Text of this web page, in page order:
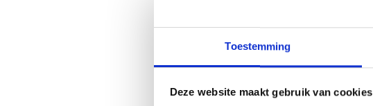
Toestemming
Deze website maakt gebruik van cookies